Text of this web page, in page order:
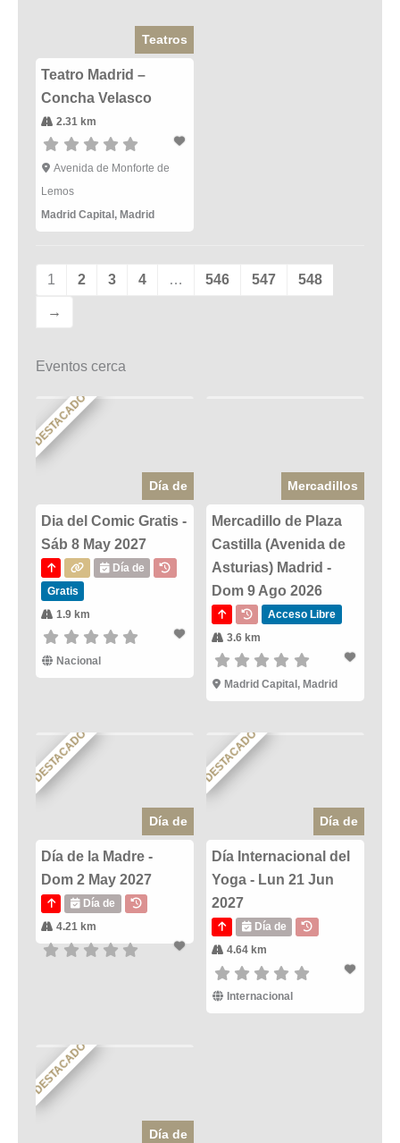
Teatros
Teatro Madrid –
Concha Velasco
2.31 km
Avenida de Monforte de
Lemos
Madrid Capital, Madrid
1 2 3 4 … 546 547 548
→
Eventos cerca
DESTACADO
Día de
Dia del Comic Gratis -
Sáb 8 May 2027
Día de
Gratis
1.9 km
Nacional
Mercadillos
Mercadillo de Plaza
Castilla (Avenida de
Asturias) Madrid -
Dom 9 Ago 2026
Acceso Libre
3.6 km
Madrid Capital, Madrid
DESTACADO
Día de
Día de la Madre -
Dom 2 May 2027
Día de
4.21 km
DESTACADO
Día de
Día Internacional del
Yoga - Lun 21 Jun
2027
Día de
4.64 km
Internacional
DESTACADO
Día de